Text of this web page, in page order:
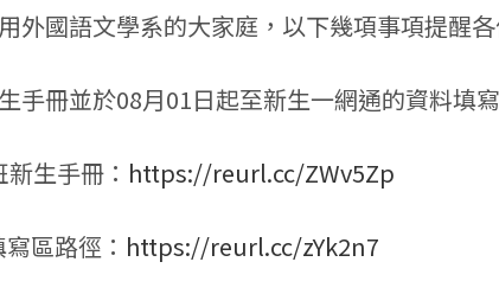
外國語文學系的大家庭，以下幾項事項提醒各
手冊並於08月01日起至新生一網通的資料填
生手冊： https://reurl.cc/ZWv5Zp
區路徑： https://reurl.cc/zYk2n7